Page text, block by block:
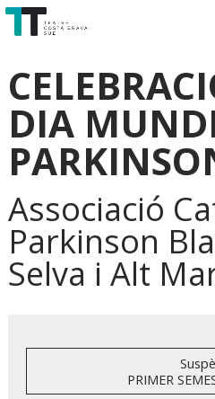
DIA
Associació
Parkinson
Selva i Alt
PRIMER